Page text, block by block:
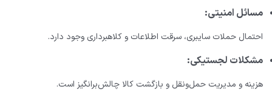
مسائل امنیتی:
احتمال حملات سایبری، سرقت اطلاعات و کلاهبرداری وجود دارد.
مشکلات لجستیکی:
هزینه و مدیریت حمل‌ونقل و بازگشت کالا چالش‌برانگیز است.